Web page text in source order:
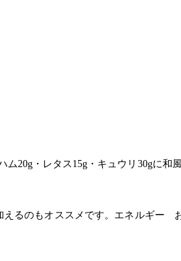
ム20g・レタス 15g ・キュウリ 30gに和
えるのもオススメです。エネルギー